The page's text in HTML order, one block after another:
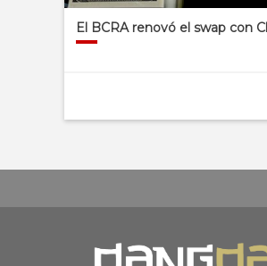
El BCRA renovó el swap con